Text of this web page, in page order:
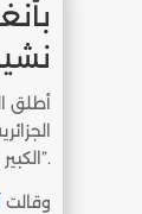
أطلق
الكبير لبلاد ” قامت على هاماتِ أطيافٍ متعدّدة”.
وقالت